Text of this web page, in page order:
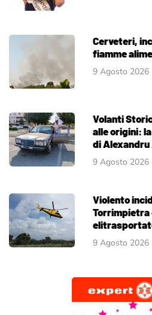
Cerveteri,
fiamme
9 Agosto 2026
Volanti
alle origini:
di Alexandru
9 Agosto 2026
Violento
Torrimpietra
9 Agosto 2026